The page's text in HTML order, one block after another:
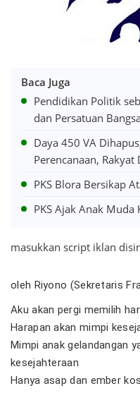
Baca Juga
Pendidikan Politik
dan Persatuan
Daya 450 VA
Perencanaan,
PKS Blora Bersikap
PKS Ajak Anak
masukkan script iklan
oleh Riyono (Sekretaris
Aku akan pergi memilih
Harapan akan mimpi
Mimpi anak gelandangan
kesejahteraan
Hanya asap dan ember